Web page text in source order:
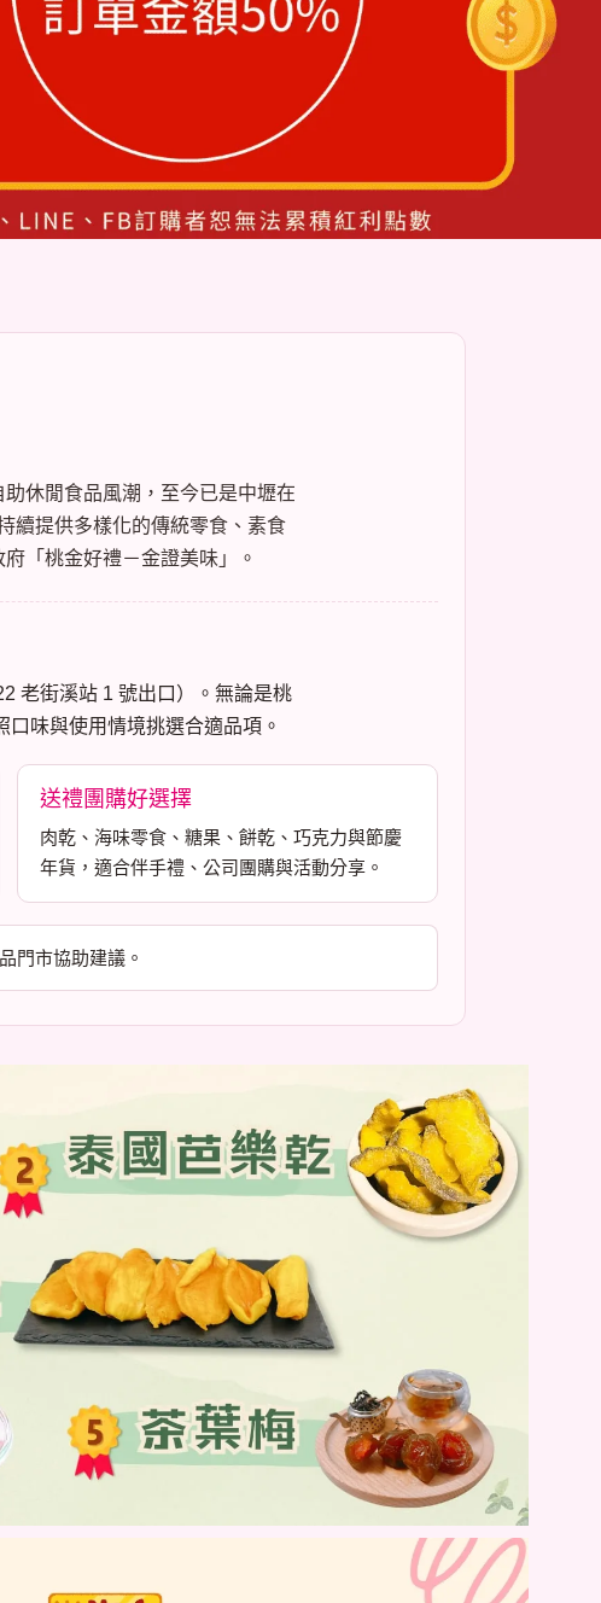
休閒食品風潮，至今已是中壢在
續提供多樣化的傳統零食、素食
「桃金好禮－金證美味」。
老街溪站 1 號出口）。無論是桃
味與使用情境挑選合適品項。
送禮團購好選擇
肉乾、海味零食、糖果、餅乾、巧克力與節慶
年貨，適合伴手禮、公司團購與活動分享。
門市協助建議。